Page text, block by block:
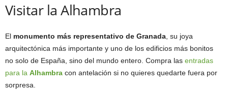
Visitar la Alhambra
El monumento más representativo de Granada , su joya
arquitectónica más importante y uno de los edificios más bonitos
no solo de España, sino del mundo entero. Compra las entradas
para la Alhambra con antelación si no quieres quedarte fuera por
sorpresa.